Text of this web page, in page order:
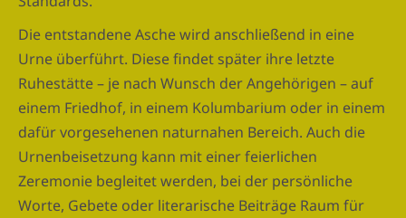
Die entstandene Asche wird anschließend in eine
Urne überführt. Diese findet später ihre letzte
Ruhestätte – je nach Wunsch der Angehörigen – auf
einem Friedhof, in einem Kolumbarium oder in einem
dafür vorgesehenen naturnahen Bereich. Auch die
Urnenbeisetzung kann mit einer feierlichen
Zeremonie begleitet werden, bei der persönliche
Worte, Gebete oder literarische Beiträge Raum für